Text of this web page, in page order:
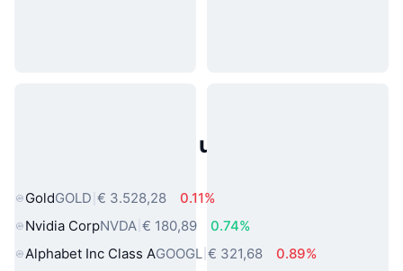
Populaire activa uit de echte
GoldGOLD € 3.528,28
0.11%
Nvidia CorpNVDA € 180,89
0.74%
Alphabet Inc Class AGOOGL € 321,68
0.89%